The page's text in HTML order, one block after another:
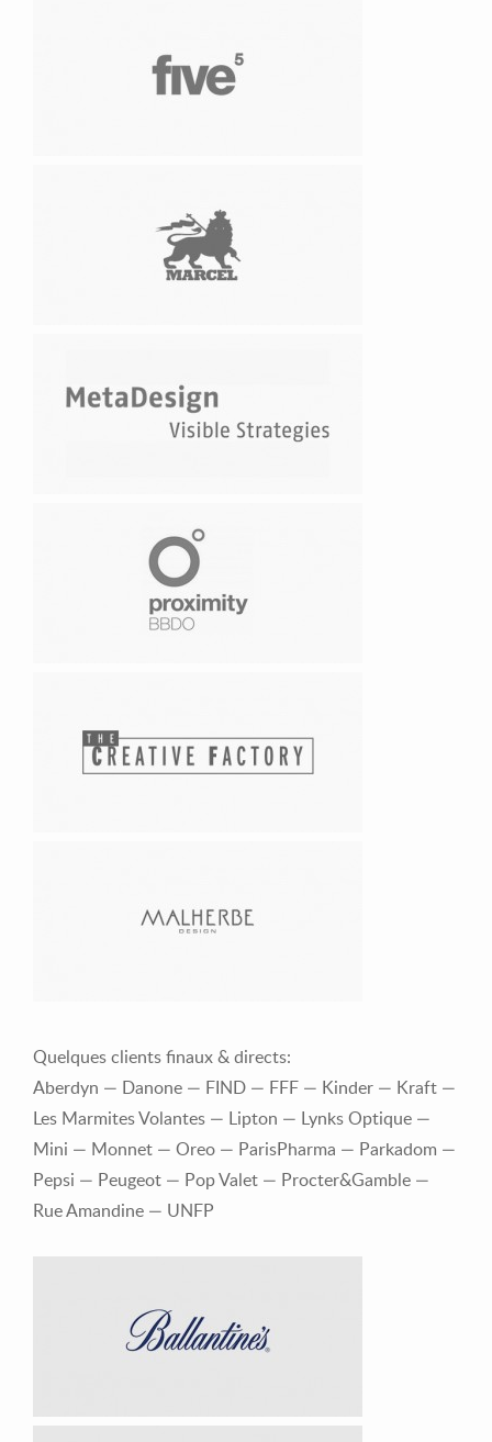
Quelques clients finaux & directs:
Aberdyn — Danone — FIND — FFF — Kinder — Kraft —
Les Marmites Volantes — Lipton — Lynks Optique —
Mini — Monnet — Oreo — ParisPharma — Parkadom —
Pepsi — Peugeot — Pop Valet — Procter&Gamble —
Rue Amandine — UNFP